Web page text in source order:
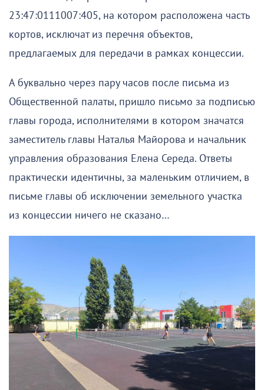
23:47:0111007:405, на котором расположена часть
кортов, исключат из перечня объектов,
предлагаемых для передачи в рамках концессии.
А буквально через пару часов после письма из
Общественной палаты, пришло письмо за подписью
главы города, исполнителями в котором значатся
заместитель главы Наталья Майорова и начальник
управления образования Елена Середа. Ответы
практически идентичны, за маленьким отличием, в
письме главы об исключении земельного участка
из концессии ничего не сказано…